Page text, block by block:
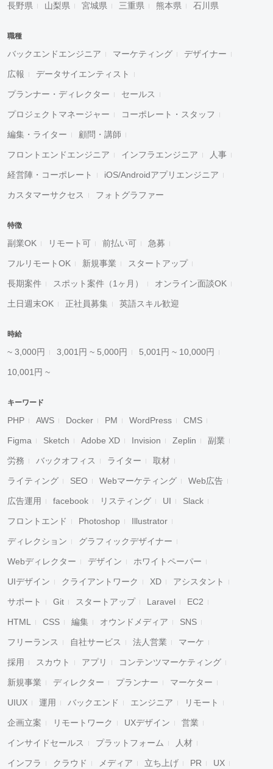
長野県 山梨県 宮城県 三重県 熊本県 石川県
職種
バックエンドエンジニア マーケティング デザイナー
広報 データサイエンティスト
プランナー・ディレクター セールス
プロジェクトマネージャー コーポレート・スタッフ
編集・ライター 顧問・講師
フロントエンドエンジニア インフラエンジニア 人事
経営陣・コーポレート iOS/Androidアプリエンジニア
カスタマーサクセス フォトグラファー
特徴
副業OK リモート可 前払い可 急募
フルリモートOK 新規事業 スタートアップ
長期案件 スポット案件（1ヶ月） オンライン面談OK
土日週末OK 正社員募集 英語スキル歓迎
時給
~ 3,000円 3,001円 ~ 5,000円 5,001円 ~ 10,000円
10,001円 ~
キーワード
PHP AWS Docker PM WordPress CMS
Figma Sketch Adobe XD Invision Zeplin 副業
労務 バックオフィス ライター 取材
ライティング SEO Webマーケティング Web広告
広告運用 facebook リスティング UI Slack
フロントエンド Photoshop Illustrator
ディレクション グラフィックデザイナー
Webディレクター デザイン ホワイトペーパー
UIデザイン クライアントワーク XD アシスタント
サポート Git スタートアップ Laravel EC2
HTML CSS 編集 オウンドメディア SNS
フリーランス 自社サービス 法人営業 マーケ
採用 スカウト アプリ コンテンツマーケティング
新規事業 ディレクター プランナー マーケター
UIUX 運用 バックエンド エンジニア リモート
企画立案 リモートワーク UXデザイン 営業
インサイドセールス プラットフォーム 人材
インフラ クラウド メディア 立ち上げ PR UX